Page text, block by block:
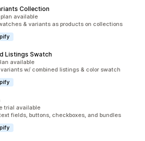
Collection
plan available
& variants as products on collections
Listings Swatch
available
w/ combined listings & color swatch
trial available
fields, buttons, checkboxes, and bundles